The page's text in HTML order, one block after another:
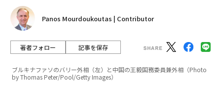
Panos Mourdoukoutas | Contributor
著者フォロー 記事を保存
ブルキナファソのバリー外相（左）と中国の王毅国務委員兼外相（Photo
by Thomas Peter/Pool/Getty Images）